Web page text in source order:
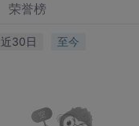
荣誉榜
近30日 至今